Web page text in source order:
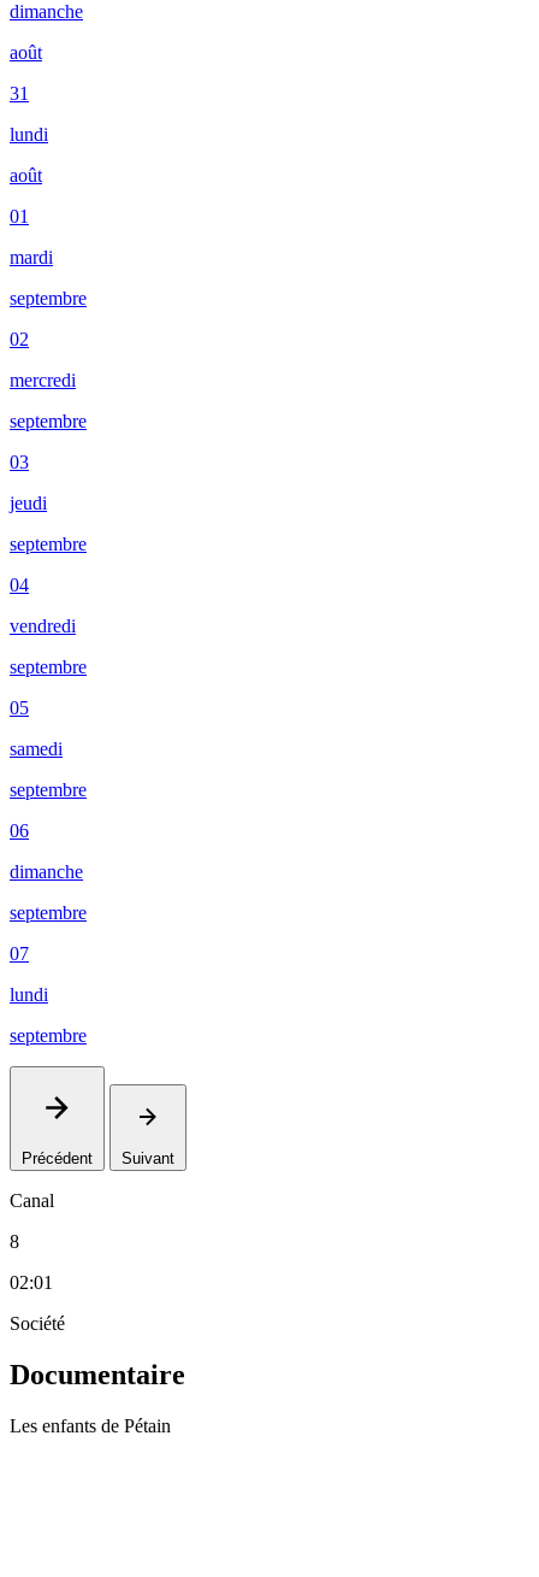
dimanche
août
31
lundi
août
01
mardi
septembre
02
mercredi
septembre
03
jeudi
septembre
04
vendredi
septembre
05
samedi
septembre
06
dimanche
septembre
07
lundi
septembre
Précédent Suivant
Canal
8
02:01
Société
Documentaire
Les enfants de Pétain